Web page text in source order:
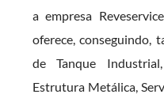
a empresa
oferece, conseguindo,
de Tanque
Estrutura Metálica,